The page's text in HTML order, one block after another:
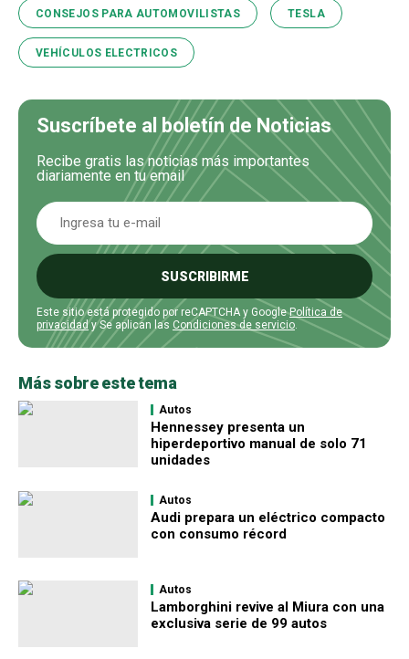
CONSEJOS PARA AUTOMOVILISTAS TESLA
VEHÍCULOS ELECTRICOS
Suscríbete al boletín de Noticias
Recibe gratis las noticias más importantes
diariamente en tu email
SUSCRIBIRME
Este sitio está protegido por reCAPTCHA y GooglePolítica de
privacidady Se aplican las Condiciones de servicio.
Más sobre este tema
Autos
Hennessey presenta un
hiperdeportivo manual de solo 71
unidades
Autos
Audi prepara un eléctrico compacto
con consumo récord
Autos
Lamborghini revive al Miura con una
exclusiva serie de 99 autos